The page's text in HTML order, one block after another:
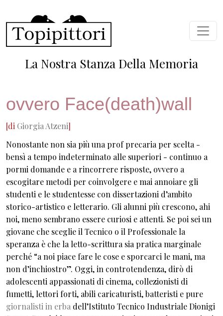
La Nostra Stanza Della Memoria
ovvero Face(death)wall
[di Giorgia Atzeni]
Nonostante non sia più una prof precaria per scelta -
bensì a tempo indeterminato alle superiori - continuo a
pormi domande e a rincorrere risposte, ovvero a
escogitare metodi per coinvolgere e mai annoiare gli
studenti e le studentesse con dissertazioni d’ambito
storico-artistico e letterario. Gli alunni più crescono, ahi
noi, meno sembrano essere curiosi e attenti. Se poi sei un
giovane che sceglie il Tecnico o il Professionale la
speranza è che la letto-scrittura sia pratica marginale
perché “a noi piace fare le cose e sporcarci le mani, ma
non d’inchiostro”. Oggi, in controtendenza, dirò di
adolescenti appassionati di cinema, collezionisti di
fumetti, lettori forti, abili caricaturisti, batteristi e pure
giornalisti in erba dell’Istituto Tecnico Industriale Dionigi